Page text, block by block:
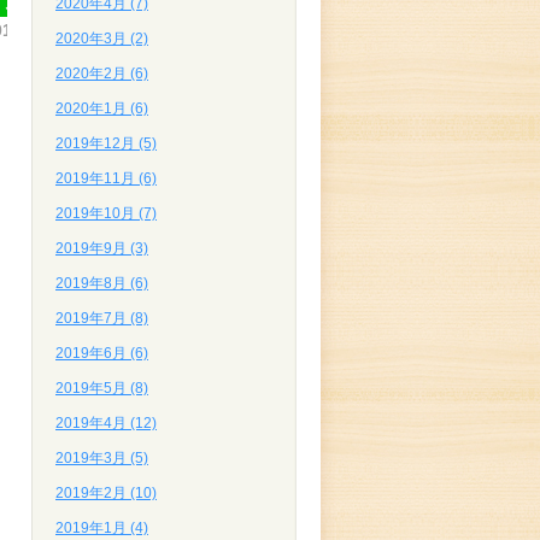
2020年4月 (7)
2020年3月 (2)
2020年2月 (6)
2020年1月 (6)
2019年12月 (5)
2019年11月 (6)
2019年10月 (7)
2019年9月 (3)
2019年8月 (6)
2019年7月 (8)
2019年6月 (6)
2019年5月 (8)
2019年4月 (12)
2019年3月 (5)
2019年2月 (10)
2019年1月 (4)